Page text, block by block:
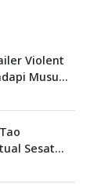
Violent
Musuh
Sesat
Misteri